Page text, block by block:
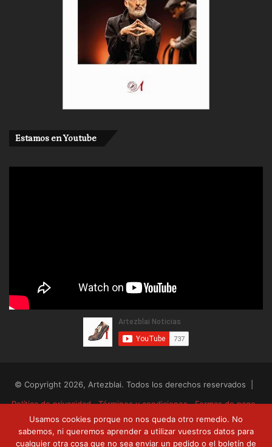
Estamos en Youtube
© Copyright 2026, Artezblai. Todos los derechos reservados |
Política de privacidad
Términos y condiciones
Formas de pago
Envíos y devoluciones
Usamos cookies porque no nos queda otro remedio. No
sabemos, ni queremos aprender a utilizar vuestros datos para
cualquier otra cosa que no sea enviar un pedido o el boletín de